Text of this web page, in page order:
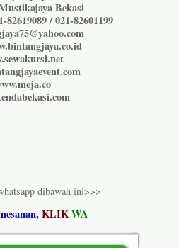
Bekasi
82619089 / 021-82601199
dibawah ini>>>
KLIK WA